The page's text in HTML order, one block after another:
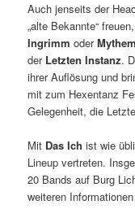
Auch jenseits der
„alte Bekannte“
Ingrimm oder
der Letzten Instanz.
ihrer Auflösung und
mit zum Hexentanz
Gelegenheit, die
Mit Das Ich ist wie
Lineup vertreten.
20 Bands auf Burg
weiteren